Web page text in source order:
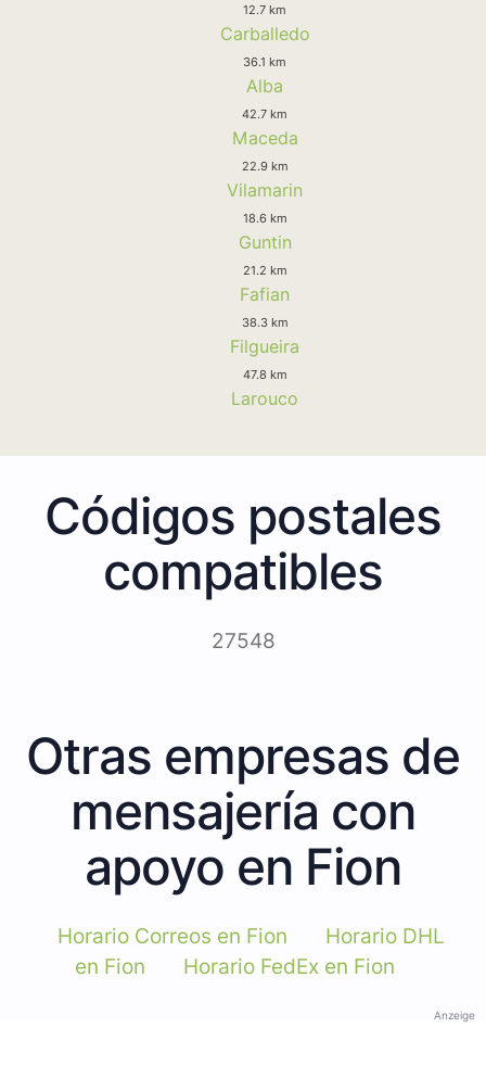
12.7 km
Carballedo
36.1 km
Alba
42.7 km
Maceda
22.9 km
Vilamarin
18.6 km
Guntin
21.2 km
Fafian
38.3 km
Filgueira
47.8 km
Larouco
Códigos postales
compatibles
27548
Otras empresas de
mensajería con
apoyo en Fion
Horario Correos en Fion
Horario DHL
en Fion
Horario FedEx en Fion
Anzeige